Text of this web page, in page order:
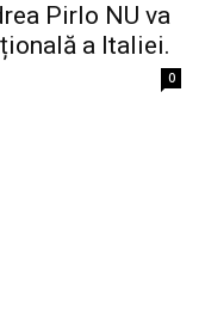
Pirlo NU va
a Italiei.
0